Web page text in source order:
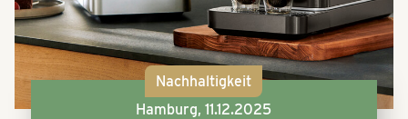
Nachhaltigkeit
Hamburg,11.12.2025